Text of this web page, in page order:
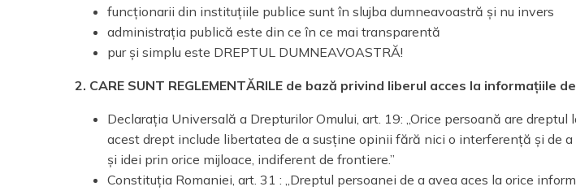
funcționarii din instituțiile publice sunt în slujba dumneavoastră și nu invers
administrația publică este din ce în ce mai transparentă
pur și simplu este DREPTUL DUMNEAVOASTRĂ!
2. CARE SUNT REGLEMENTĂRILE de bază privind liberul acces la informațiile
Declarația Universală a Drepturilor Omului, art. 19: „Orice persoană are
acest drept include libertatea de a susține opinii fără nici o interferență și de
și idei prin orice mijloace, indiferent de frontiere.”
Constituția Romaniei, art. 31 : „Dreptul persoanei de a avea aces la orice